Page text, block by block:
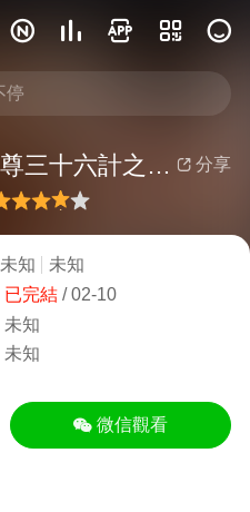
    
 分享
《至尊三十六計之偷天換日》劉德華×梁家輝×鍾麗緹｜為兄弟甘願入獄？千術高手豪賭人生，揭開三億陰謀，最後逆轉乾坤！ ！ | 國產經典老電影 HD 國語彩色長片
未知
未知
已完結/02-10
未知
未知
 微信觀看